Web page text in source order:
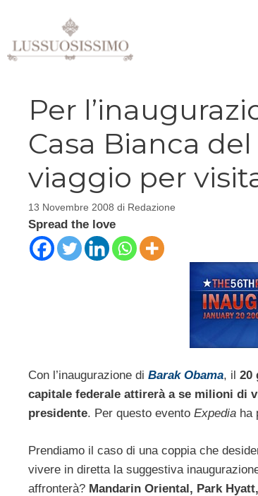
contenuto
Per
Casa Bianca
viaggio per
13 Novembre 2008 di Redazione
Spread the love
Con l’inaugurazione di Barak Obama, il 20
capitale federale attirerà a se milioni di
presidente. Per questo evento Expedia ha
Prendiamo il caso di una coppia che
vivere in diretta la suggestiva
affronterà? Mandarin Oriental, Park